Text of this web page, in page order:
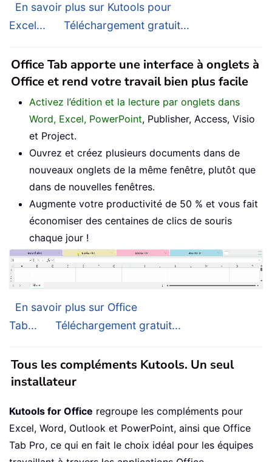
En savoir plus sur Kutools pour
Excel...
Téléchargement gratuit...
Office Tab apporte une interface à onglets à
Office et rend votre travail bien plus facile
Activez l’édition et la lecture par onglets dans
Word, Excel, PowerPoint, Publisher, Access, Visio
et Project.
Ouvrez et créez plusieurs documents dans de
nouveaux onglets de la même fenêtre, plutôt que
dans de nouvelles fenêtres.
Augmente votre productivité de 50 % et vous fait
économiser des centaines de clics de souris
chaque jour !
En savoir plus sur Office
Tab...
Téléchargement gratuit...
Tous les compléments Kutools. Un seul
installateur
Kutools for Office regroupe les compléments pour
Excel, Word, Outlook et PowerPoint, ainsi que Office
Tab Pro, ce qui en fait le choix idéal pour les équipes